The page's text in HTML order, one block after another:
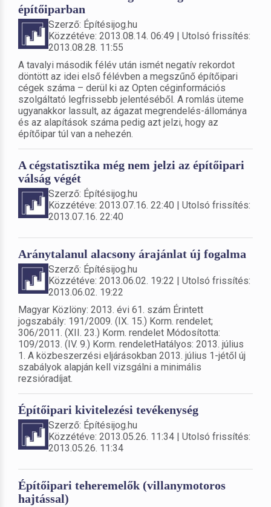
építőiparban
Szerző: Építésijog.hu
Közzétéve: 2013.08.14. 06:49 | Utolsó frissítés:
2013.08.28. 11:55
A tavalyi második félév után ismét negatív rekordot
döntött az idei első félévben a megszűnő építőipari
cégek száma – derül ki az Opten céginformációs
szolgáltató legfrissebb jelentéséből. A romlás üteme
ugyanakkor lassult, az ágazat megrendelés-állománya
és az alapítások száma pedig azt jelzi, hogy az
építőipar túl van a nehezén.
A cégstatisztika még nem jelzi az építőipari
válság végét
Szerző: Építésijog.hu
Közzétéve: 2013.07.16. 22:40 | Utolsó frissítés:
2013.07.16. 22:40
Aránytalanul alacsony árajánlat új fogalma
Szerző: Építésijog.hu
Közzétéve: 2013.06.02. 19:22 | Utolsó frissítés:
2013.06.02. 19:22
Magyar Közlöny: 2013. évi 61. szám Érintett
jogszabály: 191/2009. (IX. 15.) Korm. rendelet;
306/2011. (XII. 23.) Korm. rendelet Módosította:
109/2013. (IV. 9.) Korm. rendeletHatályos: 2013. július
1. A közbeszerzési eljárásokban 2013. július 1-jétől új
szabályok alapján kell vizsgálni a minimális
rezsióradíjat.
Építőipari kivitelezési tevékenység
Szerző: Építésijog.hu
Közzétéve: 2013.05.26. 11:34 | Utolsó frissítés:
2013.05.26. 11:34
Építőipari teheremelők (villanymotoros
hajtással)